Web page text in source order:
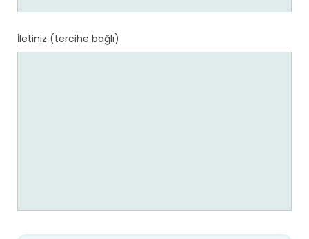
İletiniz (tercihe bağlı)